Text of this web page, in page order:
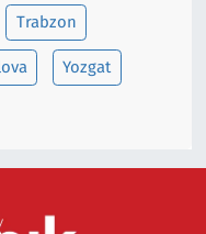
Trabzon
Yozgat